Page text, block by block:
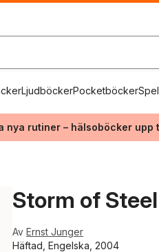
LjudböckerPocketböcker
nya rutiner – hälsoböcker upp
Storm of Steel
Av Ernst Junger
Häftad, Engelska, 2004